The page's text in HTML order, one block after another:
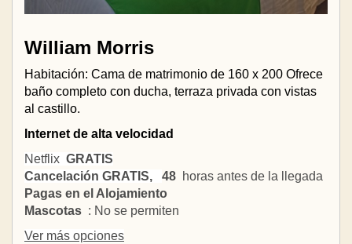
William Morris
Habitación: Cama de matrimonio de 160 x 200 Ofrece
baño completo con ducha, terraza privada con vistas
al castillo.
Internet de alta velocidad
Netflix GRATIS
Cancelación GRATIS, 48 horas antes de la llegada
Pagas en el Alojamiento
Mascotas : No se permiten
Ver más opciones